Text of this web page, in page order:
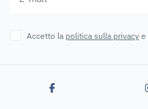
Accetto la politica sulla privacy e